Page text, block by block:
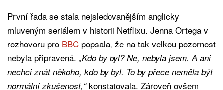
První řada se stala nejsledovanějším anglicky
mluveným seriálem v historii Netflixu. Jenna Ortega v
rozhovoru pro BBC popsala, že na tak velkou pozornost
nebyla připravená. „Kdo by byl? Ne, nebyla jsem. A ani
nechci znát někoho, kdo by byl. To by přece neměla být
normální zkušenost,“konstatovala. Zároveň ovšem